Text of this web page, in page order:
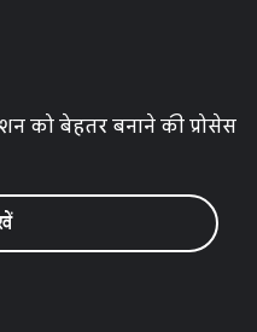
को बेहतर बनाने की प्रोसेस